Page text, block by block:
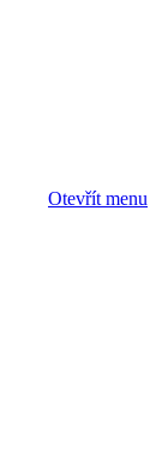
Otevřít menu